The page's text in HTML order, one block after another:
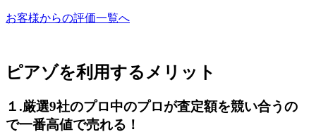
お客様からの評価一覧へ
ピアゾを利用するメリット
１.厳選9社のプロ中のプロが査定額を競い合うの
で一番高値で売れる！